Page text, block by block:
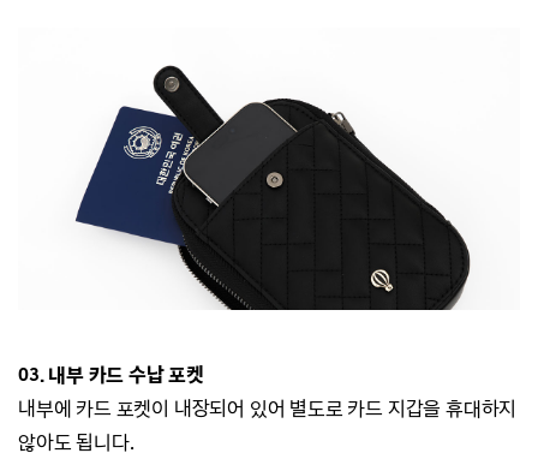
03. 내부 카드 수납 포켓
내부에 카드 포켓이 내장되어 있어 별도로 카드 지갑을 휴대하지
않아도 됩니다.